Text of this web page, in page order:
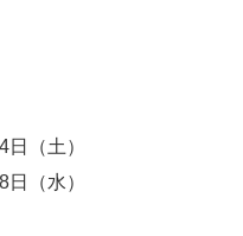
（土）
（水）